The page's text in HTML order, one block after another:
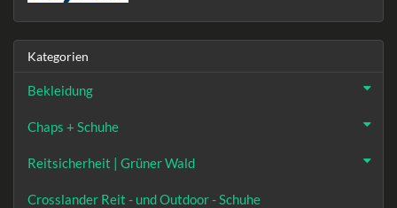
Kategorien
Bekleidung
Chaps + Schuhe
Reitsicherheit | Grüner Wald
Crosslander Reit - und Outdoor - Schuhe